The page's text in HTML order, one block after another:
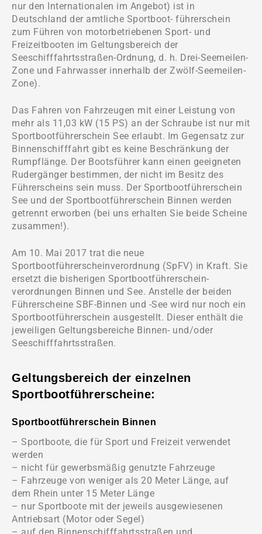
nur den Internationalen im Angebot) ist in
Deutschland der amtliche Sportboot- führerschein
zum Führen von motorbetriebenen Sport- und
Freizeitbooten im Geltungsbereich der
Seeschifffahrtsstraßen-Ordnung, d. h. Drei-Seemeilen-
Zone und Fahrwasser innerhalb der Zwölf-Seemeilen-
Zone).
Das Fahren von Fahrzeugen mit einer Leistung von
mehr als 11,03 kW (15 PS) an der Schraube ist nur mit
Sportbootführerschein See erlaubt. Im Gegensatz zur
Binnenschifffahrt gibt es keine Beschränkung der
Rumpflänge. Der Bootsführer kann einen geeigneten
Rudergänger bestimmen, der nicht im Besitz des
Führerscheins sein muss. Der Sportbootführerschein
See und der Sportbootführerschein Binnen werden
getrennt erworben (bei uns erhalten Sie beide Scheine
zusammen!).
Am 10. Mai 2017 trat die neue
Sportbootführerscheinverordnung (SpFV) in Kraft. Sie
ersetzt die bisherigen Sportbootführerschein-
verordnungen Binnen und See. Anstelle der beiden
Führerscheine SBF-Binnen und -See wird nur noch ein
Sportbootführerschein ausgestellt. Dieser enthält die
jeweiligen Geltungsbereiche Binnen- und/oder
Seeschifffahrtsstraßen.
Geltungsbereich der einzelnen
Sportbootführerscheine:
Sportbootführerschein Binnen
– Sportboote, die für Sport und Freizeit verwendet
werden
– nicht für gewerbsmäßig genutzte Fahrzeuge
– Fahrzeuge von weniger als 20 Meter Länge, auf
dem Rhein unter 15 Meter Länge
– nur Sportboote mit der jeweils ausgewiesenen
Antriebsart (Motor oder Segel)